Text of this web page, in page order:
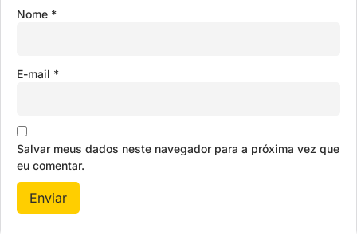
Nome *
E-mail *
Salvar meus dados neste navegador para a próxima vez que
eu comentar.